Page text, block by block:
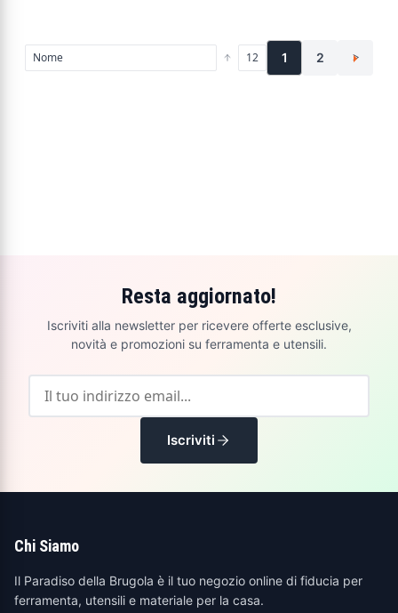
1 2 >
Resta aggiornato!
Iscriviti alla newsletter per ricevere offerte esclusive,
novità e promozioni su ferramenta e utensili.
Iscriviti
Chi Siamo
Il Paradiso della Brugola è il tuo negozio online di fiducia per
ferramenta, utensili e materiale per la casa.